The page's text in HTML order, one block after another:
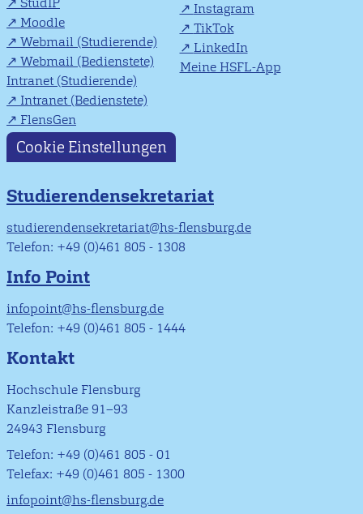
Moodle
Webmail (Studierende)
Webmail (Bedienstete)
Intranet (Studierende)
Intranet (Bedienstete)
FlensGen
Instagram
TikTok
LinkedIn
Meine HSFL-App
Cookie Einstellungen
Studierendensekretariat
studierendensekretariat@hs-flensburg.de
Telefon: +49 (0)461 805 - 1308
Info Point
infopoint@hs-flensburg.de
Telefon: +49 (0)461 805 - 1444
Kontakt
Hochschule Flensburg
Kanzleistraße 91–93
24943 Flensburg
Telefon: +49 (0)461 805 - 01
Telefax: +49 (0)461 805 - 1300
infopoint@hs-flensburg.de